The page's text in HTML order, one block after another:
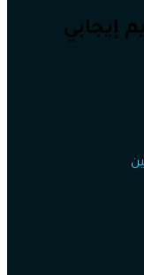
إيجابي